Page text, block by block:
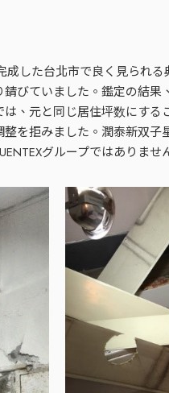
した台北市で良く見られ
びていました。鑑定の結
、元と同じ居住坪数にす
を拒みました。潤泰新双
グループではありま